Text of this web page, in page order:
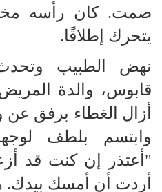
صمت. كان رأسه
يتحرك إطلاقًا.
نهض الطبيب
قابوس، والدة
أزال الغطاء برفق
وابتسم بلطف
"أعتذر إن كنت قد
أردت أن أمسك بيدك.